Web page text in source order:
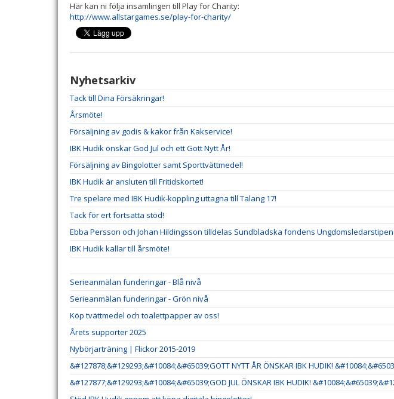
Här kan ni följa insamlingen till Play for Charity:
http://www.allstargames.se/play-for-charity/
Nyhetsarkiv
Tack till Dina Försäkringar!
Årsmöte!
Försäljning av godis & kakor från Kakservice!
IBK Hudik önskar God Jul och ett Gott Nytt År!
Försäljning av Bingolotter samt Sporttvättmedel!
IBK Hudik är ansluten till Fritidskortet!
Tre spelare med IBK Hudik-koppling uttagna till Talang 17!
Tack för ert fortsatta stöd!
Ebba Persson och Johan Hildingsson tilldelas Sundbladska fondens
IBK Hudik kallar till årsmöte!
Serieanmälan funderingar - Blå nivå
Serieanmälan funderingar - Grön nivå
Köp tvättmedel och toalettpapper av oss!
Årets supporter 2025
Nybörjarträning | Flickor 2015-2019
&#127878;&#129293;&#10084;&#65039;GOTT NYTT ÅR ÖNSKAR IBK HUDIK!
&#127877;&#129293;&#10084;&#65039;GOD JUL ÖNSKAR IBK HUDIK!